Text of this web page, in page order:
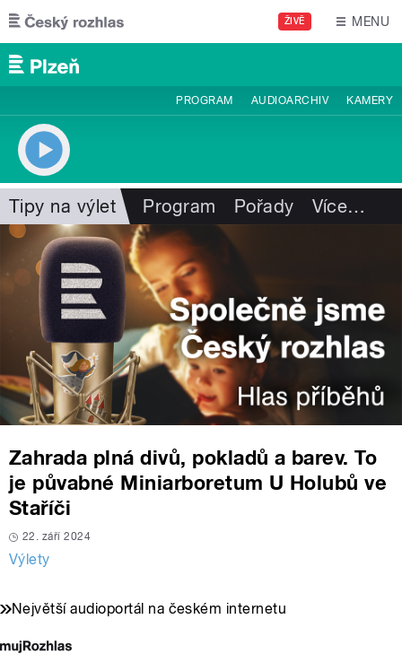
Přejít k hlavnímu obsahu
ŽIVĚ MENU
PROGRAM AUDIOARCHIV KAMERY
Tipy na výlet Program Pořady Více…
Zahrada plná divů, pokladů a barev. To
je půvabné Miniarboretum U Holubů ve
Staříči
22. září 2024
Výlety
Největší audioportál na českém internetu